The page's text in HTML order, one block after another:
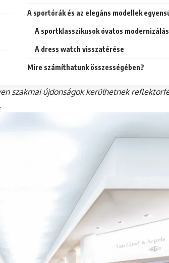
A sportórák és az elegáns modellek
A sportklasszikusok óvatos
A dress watch visszatérése
Mire számíthatunk összességében?
szakmai újdonságok kerülhetnek